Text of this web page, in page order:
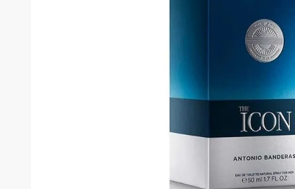
9.
10.